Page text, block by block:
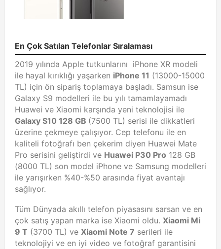
En Çok Satılan Telefonlar Sıralaması
2019 yılında Apple tutkunlarını iPhone XR modeli
ile hayal kırıklığı yaşarken iPhone 11 (13000-15000
TL) için ön sipariş toplamaya başladı. Samsun ise
Galaxy S9 modelleri ile bu yılı tamamlayamadı
Huawei ve Xiaomi karşında yeni teknolojisi ile
Galaxy S10 128 GB (7500 TL) serisi ile dikkatleri
üzerine çekmeye çalışıyor. Cep telefonu ile en
kaliteli fotoğrafı ben çekerim diyen Huawei Mate
Pro serisini geliştirdi ve Huawei P30 Pro 128 GB
(8000 TL) son model iPhone ve Samsung modelleri
ile yarışırken %40-%50 arasında fiyat avantajı
sağlıyor.
Tüm Dünyada akıllı telefon piyasasını sarsan ve en
çok satış yapan marka ise Xiaomi oldu. Xiaomi Mi
9 T (3700 TL) ve Xiaomi Note 7 serileri ile
teknolojiyi ve en iyi video ve fotoğraf garantisini